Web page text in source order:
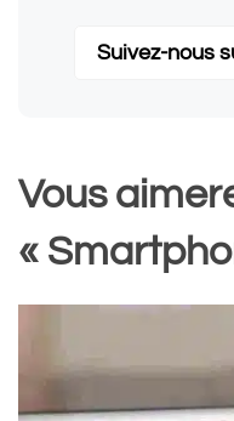
Suivez-nous
Vous
«